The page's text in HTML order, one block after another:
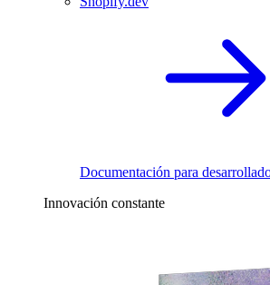
Documentación para
Innovación constante